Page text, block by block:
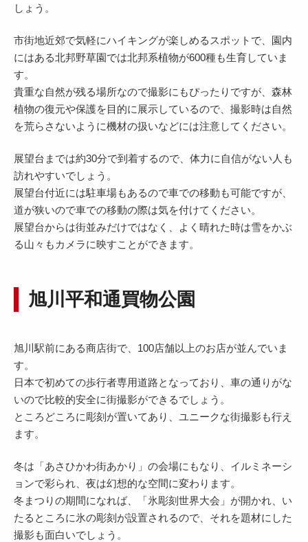
しょう。
市街地近郊で気軽にハイキングが楽しめるスポットで、園内
にはある北邦野草園では北邦系植物が600種も生育していま
す。
貴重な自然が残る場所なので撮影にもぴったりですが、森林
植物の復元や保護を目的に展示しているので、撮影時は自然
を荒らさないように機材の扱いなどには注意してください。
展望台までは約30分で到着するので、体力に自信がない人も
訪れやすいでしょう。
展望台付近には駐車場もあるので車での移動も可能ですが、
道が狭いので車での移動の際は気を付けてください。
展望台からは街並みだけではなく、よく晴れた時は雪をかぶ
る山々もカメラに映すことができます。
旭川平和通買物公園
旭川駅前にある商店街で、100店舗以上のお店が並んでいま
す。
日本で初めての歩行者専用道路となっており、車の通りがな
いので比較的安全に街撮影ができるでしょう。
ところどころに彫刻が置いてあり、ユニークな街撮影も行え
ます。
冬は「あさひかわ街あかり」の会場にもなり、イルミネーシ
ョンで彩られ、夜は幻想的な空間に変わります。
冬まつりの期間になれば、「氷彫刻世界大会」が開かれ、い
たるところに氷の彫刻が設置されるので、それを題材にした
撮影も面白いでしょう。